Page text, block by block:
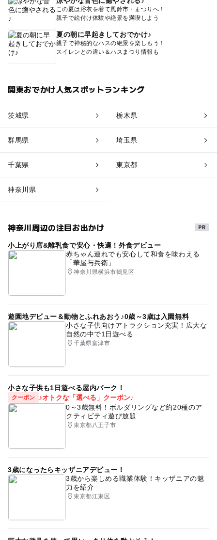
この夏は浴衣を着て風鈴市・まつりへ！
親子で絵付け体験や絶景を満喫しよう
夏の朝に早起きしておでかけ♪
親子で神秘的なハスの絶景を楽しもう！
スイレンとの違い＆ハスまつり情報も
関東おでかけ人気スポットランキング
茨城県 栃木県
群馬県 埼玉県
千葉県 東京都
神奈川県
神奈川周辺の注目お出かけ
小上がり席&離乳食で安心・快適！外食デビュー
赤ちゃん連れでも安心して和食を味わえる
「華屋与兵衛」
神奈川県横浜市鶴見区
遊園地デビュー＆動物とふれあおう♪0歳～3歳は入園無料
小さな子供向けアトラクション充実！広大な
自然の中で1日遊べる
千葉県富津市
小さな子供も1日遊べる屋内パーク！
クーポン
♪オトクな「選べる」クーポン♪
0～3歳無料！ボルダリングなど約20種のア
クティビティ遊び放題
東京都八王子市
3歳になったらキッザニアデビュー！
3歳から楽しめる職業体験！キッザニアの魅
力を紹介
東京都江東区